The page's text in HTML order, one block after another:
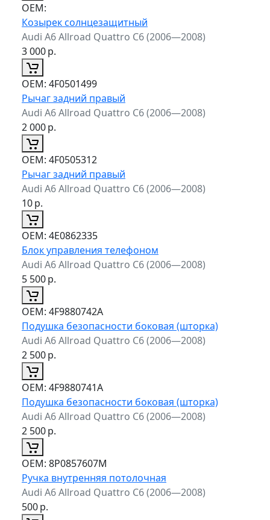
ОЕМ:
Козырек солнцезащитный
Audi A6 Allroad Quattro C6 (2006—2008)
3 000р.
ОЕМ: 4F0501499
Рычаг задний правый
Audi A6 Allroad Quattro C6 (2006—2008)
2 000р.
ОЕМ: 4F0505312
Рычаг задний правый
Audi A6 Allroad Quattro C6 (2006—2008)
10р.
ОЕМ: 4E0862335
Блок управления телефоном
Audi A6 Allroad Quattro C6 (2006—2008)
5 500р.
ОЕМ: 4F9880742A
Подушка безопасности боковая (шторка)
Audi A6 Allroad Quattro C6 (2006—2008)
2 500р.
ОЕМ: 4F9880741A
Подушка безопасности боковая (шторка)
Audi A6 Allroad Quattro C6 (2006—2008)
2 500р.
ОЕМ: 8P0857607M
Ручка внутренняя потолочная
Audi A6 Allroad Quattro C6 (2006—2008)
500р.